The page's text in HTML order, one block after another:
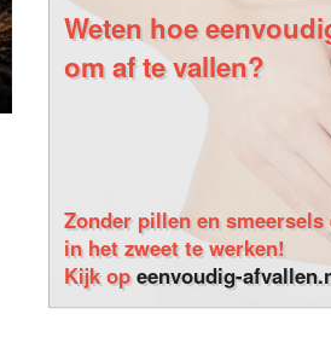
Weten hoe
om af te vallen?
Zonder pillen en smeersels
in het zweet te werken!
Kijk opeenvoudig-